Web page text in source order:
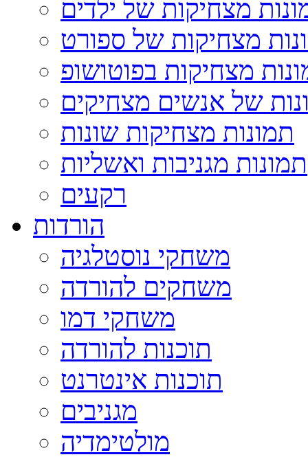
מצחיקות של ילדים
מצחיקות של ספורט
מצחיקות בפוטושופ
של אנשים מצחיקים
תמונות מצחיקות שונות
תמונות מגניבות ואשליות
רקעים
הורדות
משחקי נוסטלגיה
משחקים להורדה
משחקי דמו
תוכנות להורדה
תוכנות אינטרנט
מגניבים
מולטימדיה